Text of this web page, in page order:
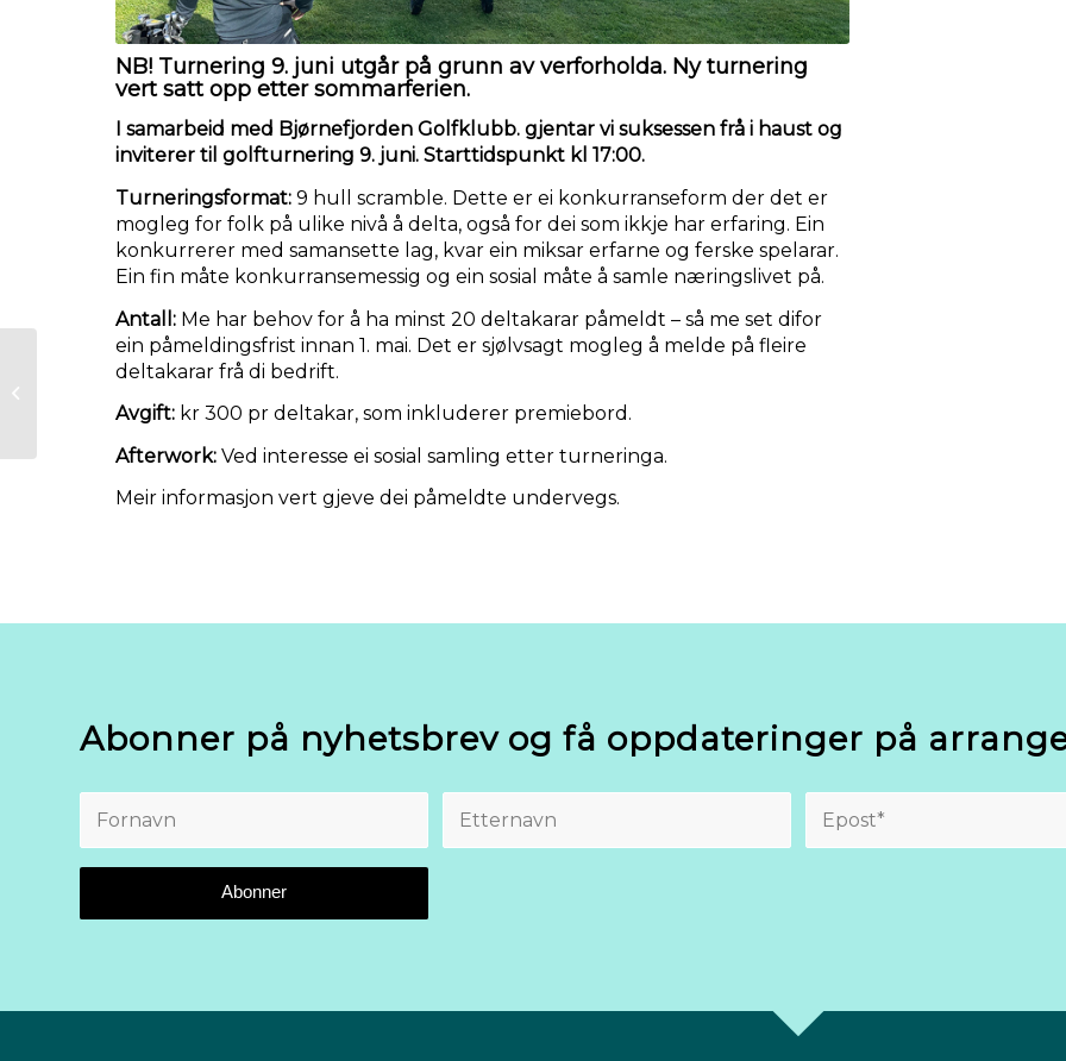
NB! Turnering 9. juni utgår på grunn av verforholda. Ny turnering
vert satt opp etter sommarferien.
I samarbeid med Bjørnefjorden Golfklubb. gjentar vi suksessen frå i haust og
inviterer til golfturnering 9. juni. Starttidspunkt kl 17:00.
Turneringsformat: 9 hull scramble. Dette er ei konkurranseform der det er
mogleg for folk på ulike nivå å delta, også for dei som ikkje har erfaring. Ein
konkurrerer med samansette lag, kvar ein miksar erfarne og ferske spelarar.
Ein fin måte konkurransemessig og ein sosial måte å samle næringslivet på.
Antall: Me har behov for å ha minst 20 deltakarar påmeldt – så me set difor
ein påmeldingsfrist innan 1. mai. Det er sjølvsagt mogleg å melde på fleire
deltakarar frå di bedrift.
Avgift: kr 300 pr deltakar, som inkluderer premiebord.
Afterwork: Ved interesse ei sosial samling etter turneringa.
Meir informasjon vert gjeve dei påmeldte undervegs.
Abonner på nyhetsbrev og få oppdateringer på